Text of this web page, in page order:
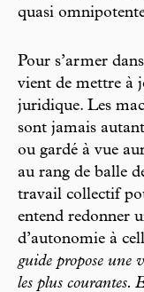
quasi
Pour s’armer
vient de mettre à
juridique. Les
sont jamais
ou gardé à vue
au rang de balle
travail collectif
entend redonner
d’autonomie à
guide propose une
les plus courantes.